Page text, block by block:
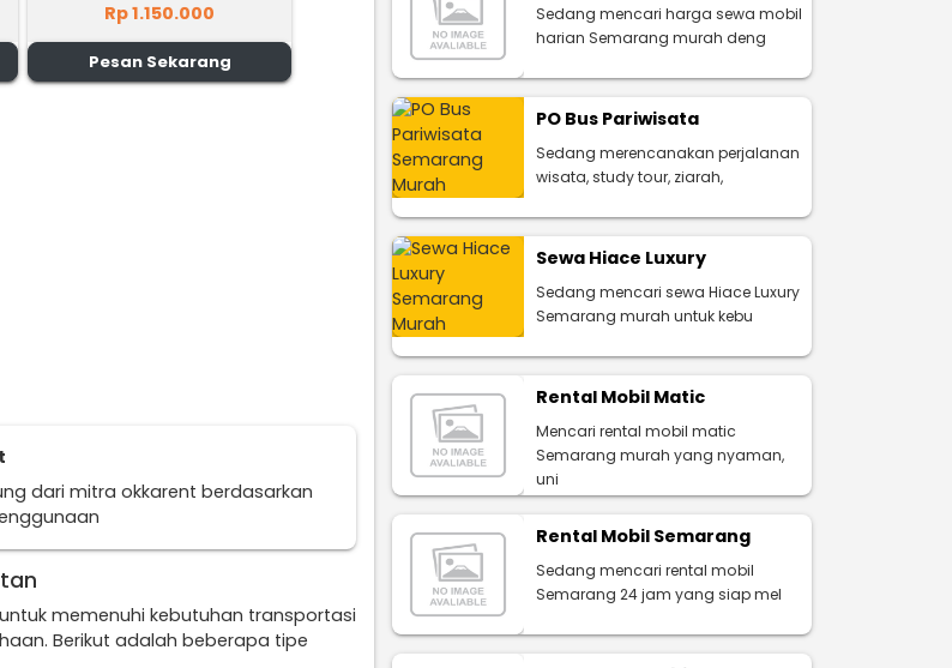
Rp 1.150.000
Pesan Sekarang
dari mitra okkarent berdasarkan
memenuhi kebutuhan transportasi
Berikut adalah beberapa tipe
Sedang mencari harga sewa mobil
harian Semarang murah deng
PO Bus Pariwisata
Sedang merencanakan perjalanan
wisata, study tour, ziarah,
Sewa Hiace Luxury
Sedang mencari sewa Hiace Luxury
Semarang murah untuk kebu
Rental Mobil Matic
Mencari rental mobil matic
Semarang murah yang nyaman,
uni
Rental Mobil Semarang
Sedang mencari rental mobil
Semarang 24 jam yang siap mel